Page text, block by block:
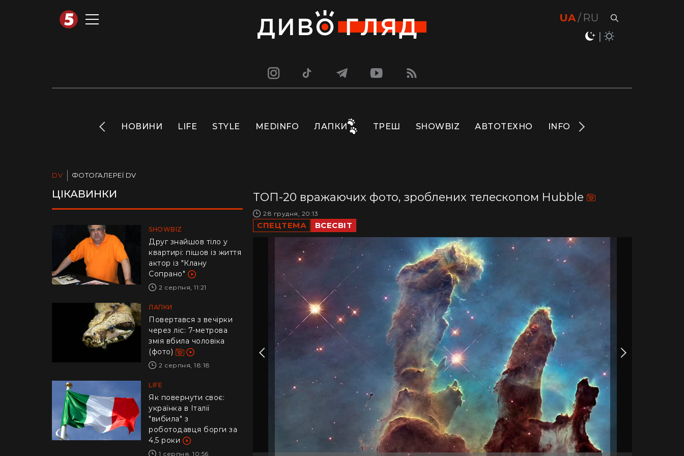
UA RU
INFO НОВИНИ LIFE STYLE MEDINFO ЛАПКИ ТРЕШ SHOWBIZ АВТОТЕХНО INFO
DV ФОТОГАЛЕРЕЇ DV
ЦІКАВИНКИ
SHOWBIZ
Друг знайшов тіло у
квартирі: пішов із життя
актор із "Клану
Сопрано"
2 серпня, 11:21
ЛАПКИ
Повертався з вечірки
через ліс: 7-метрова
змія вбила чоловіка
(фото)
2 серпня, 18:18
LIFE
​Як повернути своє:
українка в Італії
"вибила" з
роботодавця борги за
4,5 роки
1 серпня, 10:56
ТОП-20 вражаючих фото, зроблених телескопом Hubble
28 грудня, 20:13
СПЕЦТЕМА ВСЕСВІТ